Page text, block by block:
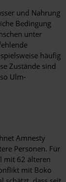
und Nahrung
Bedingung
unter
häufig
Zustände sind
Ulm-
Amnesty
Personen. Für
mit 62 älteren
mit Boko